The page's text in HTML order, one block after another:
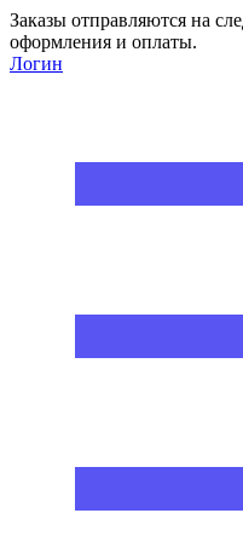
Заказы отправляются на
оформления и оплаты.
Логин